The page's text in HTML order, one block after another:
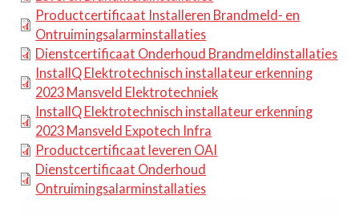
Productcertificaat Installeren Brandmeld- en
Ontruimingsalarminstallaties
Dienstcertificaat Onderhoud Brandmeldinstallaties
InstallQ Elektrotechnisch installateur erkenning
2023 Mansveld Elektrotechniek
InstallQ Elektrotechnisch installateur erkenning
2023 Mansveld Expotech Infra
Productcertificaat leveren OAI
Dienstcertificaat Onderhoud
Ontruimingsalarminstallaties